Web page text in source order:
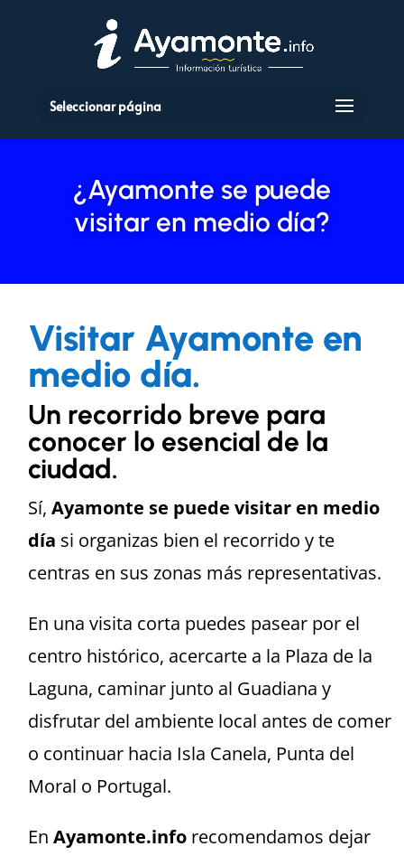
Seleccionar página
¿Ayamonte se puede
visitar en medio día?
Visitar Ayamonte en
medio día.
Un recorrido breve para
conocer lo esencial de la
ciudad.
Sí,Ayamonte se puede visitar en medio
día si organizas bien el recorrido y te
centras en sus zonas más representativas.
En una visita corta puedes pasear por el
centro histórico, acercarte a la Plaza de la
Laguna, caminar junto al Guadiana y
disfrutar del ambiente local antes de comer
o continuar hacia Isla Canela, Punta del
Moral o Portugal.
EnAyamonte.info recomendamos dejar